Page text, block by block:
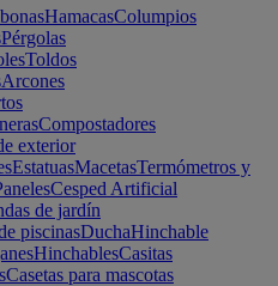
HamacasColumpios
Pérgolas
Toldos
Arcones
Compostadores
exterior
EstatuasMacetasTermómetros y
Cesped Artificial
de jardín
piscinasDuchaHinchable
HinchablesCasitas
Casetas para mascotas